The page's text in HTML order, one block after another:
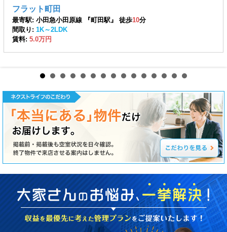
フラット町田
最寄駅: 小田急小田原線 『町田駅』 徒歩10分
間取り: 1K～2LDK
賃料: 5.0万円